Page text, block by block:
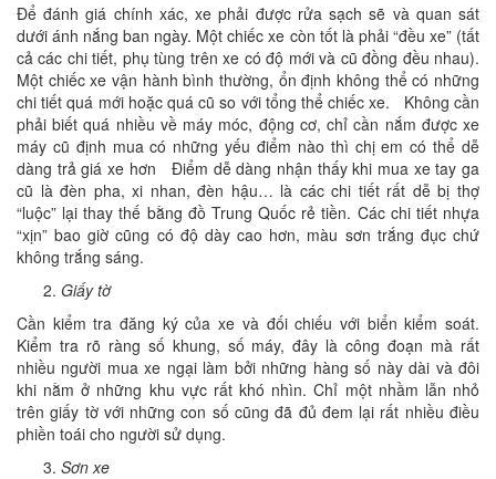
Để đánh giá chính xác, xe phải được rửa sạch sẽ và quan sát
dưới ánh nắng ban ngày. Một chiếc xe còn tốt là phải “đều xe” (tất
cả các chi tiết, phụ tùng trên xe có độ mới và cũ đồng đều nhau).
Một chiếc xe vận hành bình thường, ổn định không thể có những
chi tiết quá mới hoặc quá cũ so với tổng thể chiếc xe. Không cần
phải biết quá nhiều về máy móc, động cơ, chỉ cần nắm được xe
máy cũ định mua có những yếu điểm nào thì chị em có thể dễ
dàng trả giá xe hơn Điểm dễ dàng nhận thấy khi mua xe tay ga
cũ là đèn pha, xi nhan, đèn hậu… là các chi tiết rất dễ bị thợ
“luộc” lại thay thế bằng đồ Trung Quốc rẻ tiền. Các chi tiết nhựa
“xịn” bao giờ cũng có độ dày cao hơn, màu sơn trắng đục chứ
không trắng sáng.
Giấy tờ
Cần kiểm tra đăng ký của xe và đối chiếu với biển kiểm soát.
Kiểm tra rõ ràng số khung, số máy, đây là công đoạn mà rất
nhiều người mua xe ngại làm bởi những hàng số này dài và đôi
khi nằm ở những khu vực rất khó nhìn. Chỉ một nhầm lẫn nhỏ
trên giấy tờ với những con số cũng đã đủ đem lại rất nhiều điều
phiền toái cho người sử dụng.
Sơn xe